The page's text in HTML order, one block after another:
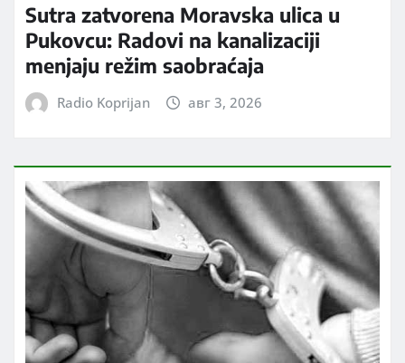
Sutra zatvorena Moravska ulica u
Pukovcu: Radovi na kanalizaciji
menjaju režim saobraćaja
Radio Koprijan авг 3, 2026